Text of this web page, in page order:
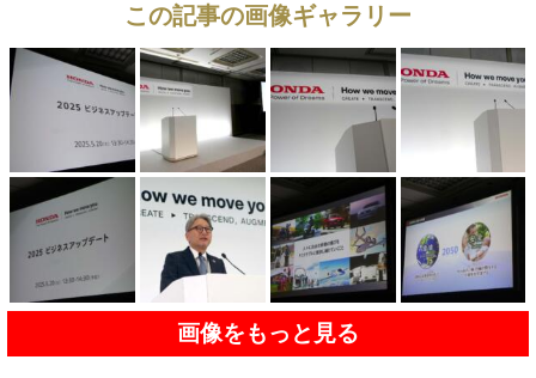
この記事の画像ギャラリー
画像をもっと見る